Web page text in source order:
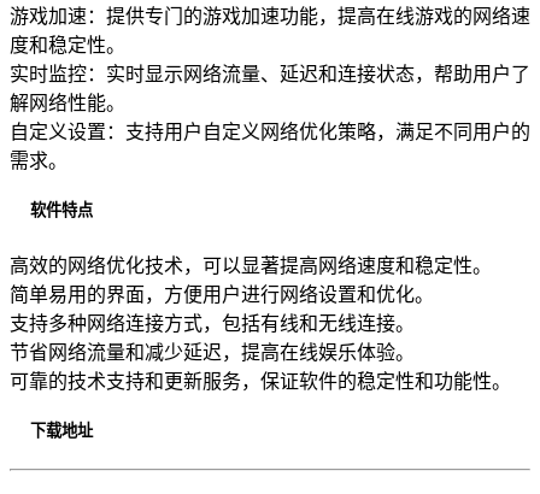
游戏加速：提供专门的游戏加速功能，提高在线游戏的网络速
度和稳定性。
实时监控：实时显示网络流量、延迟和连接状态，帮助用户了
解网络性能。
自定义设置：支持用户自定义网络优化策略，满足不同用户的
需求。
软件特点
高效的网络优化技术，可以显著提高网络速度和稳定性。
简单易用的界面，方便用户进行网络设置和优化。
支持多种网络连接方式，包括有线和无线连接。
节省网络流量和减少延迟，提高在线娱乐体验。
可靠的技术支持和更新服务，保证软件的稳定性和功能性。
下载地址